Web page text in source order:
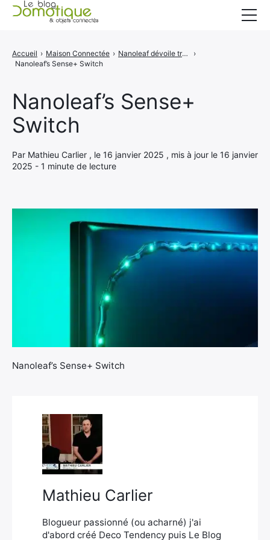
Nanoleaf’s Sense+
Switch
Par Mathieu Carlier , le 16 janvier 2025 , mis à jour le 16 janvier
2025 - 1 minute de lecture
Accueil › Maison Connectée › Nanoleaf dévoile trois lampes intelligentes et un masque facial à LED effrayant au CES 2025
›
Nanoleaf’s Sense+ Switch
Nanoleaf’s Sense+ Switch
Mathieu Carlier
Blogueur passionné (ou acharné) j'ai
d'abord créé Deco Tendency puis Le Blog
Catégories
A propos
CONTACT
Rechercher
: